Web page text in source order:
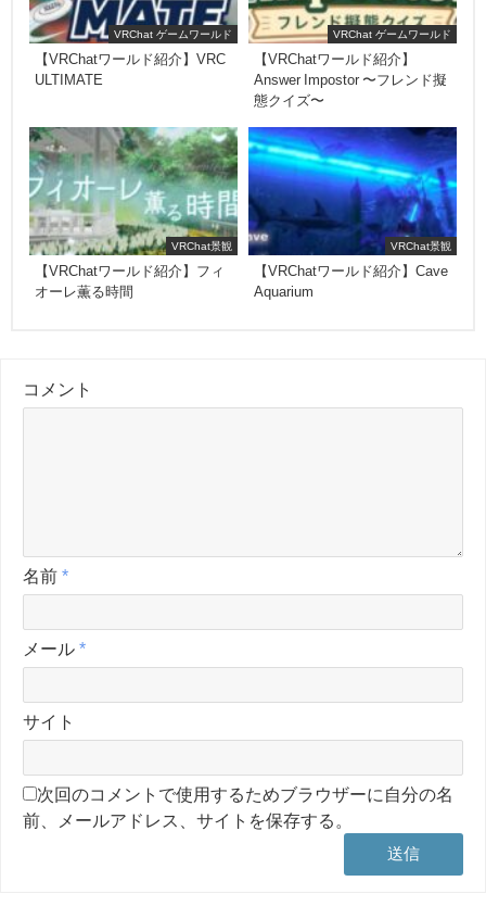
VRChat ゲームワールド
【VRChatワールド紹介】VRC
ULTIMATE
VRChat ゲームワールド
【VRChatワールド紹介】
Answer Impostor 〜フレンド擬
態クイズ〜
VRChat景観
【VRChatワールド紹介】フィ
オーレ薫る時間
VRChat景観
【VRChatワールド紹介】Cave
Aquarium
コメント
名前 *
メール *
サイト
次回のコメントで使用するためブラウザーに自分の名
前、メールアドレス、サイトを保存する。